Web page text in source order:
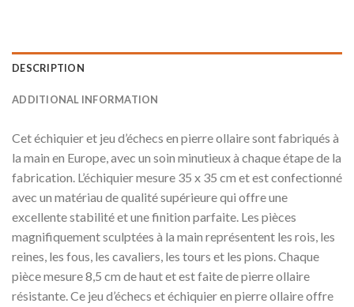
DESCRIPTION
ADDITIONAL INFORMATION
Cet échiquier et jeu d’échecs en pierre ollaire sont fabriqués à
la main en Europe, avec un soin minutieux à chaque étape de la
fabrication. L’échiquier mesure 35 x 35 cm et est confectionné
avec un matériau de qualité supérieure qui offre une
excellente stabilité et une finition parfaite. Les pièces
magnifiquement sculptées à la main représentent les rois, les
reines, les fous, les cavaliers, les tours et les pions. Chaque
pièce mesure 8,5 cm de haut et est faite de pierre ollaire
résistante. Ce jeu d’échecs et échiquier en pierre ollaire offre